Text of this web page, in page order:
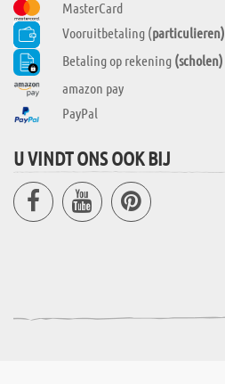
MasterCard
Vooruitbetaling (particulieren)
Betaling op rekening (scholen)
amazon pay
PayPal
U VINDT ONS OOK BIJ